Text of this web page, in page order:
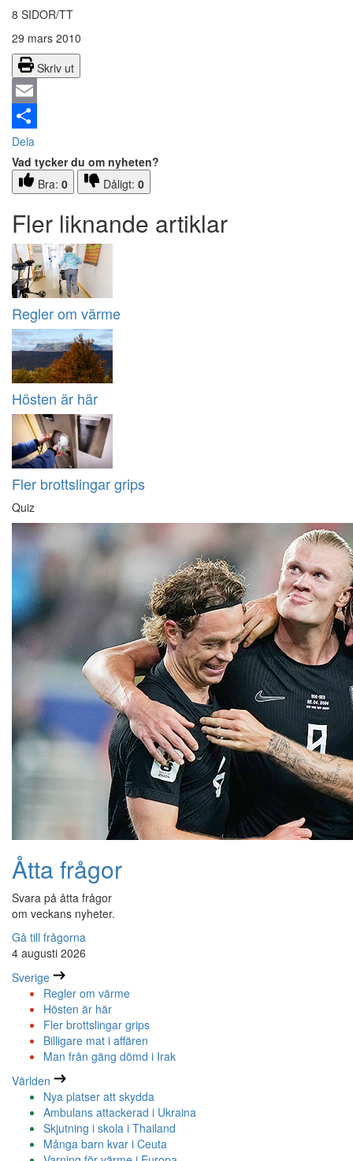
8 SIDOR/TT
29 mars 2010
Skriv ut
Email
Dela
Vad tycker du om nyheten?
Bra: 0 Dåligt: 0
Fler liknande artiklar
Regler om värme
Hösten är här
Fler brottslingar grips
Quiz
Åtta frågor
Svara på åtta frågor
om veckans nyheter.
Gå till frågorna
4 augusti 2026
Sverige
Regler om värme
Hösten är här
Fler brottslingar grips
Billigare mat i affären
Man från gäng dömd i Irak
Världen
Nya platser att skydda
Ambulans attackerad i Ukraina
Skjutning i skola i Thailand
Många barn kvar i Ceuta